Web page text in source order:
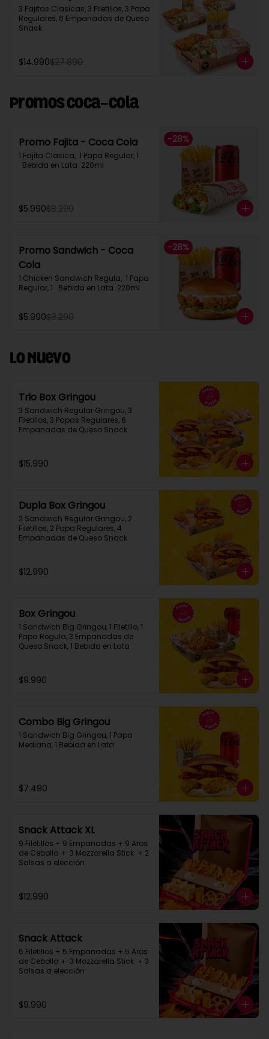
3 Fajitas Clasicas, 3 Filetillos, 3 Papa
Regulares, 6 Empanadas de Queso
Snack
$14.990$27.890
Promos Coca-Cola
-28%
Promo Fajita - Coca Cola
1 Fajita Clasica,  1 Papa Regular, 1
Bebida en Lata  220ml
$5.990$8.290
-28%
Promo Sandwich - Coca
Cola
1 Chicken Sandwich Regula,  1 Papa
Regular, 1   Bebida en Lata  220ml
$5.990$8.290
Lo Nuevo
Trio Box Gringou
3 Sandwich Regular Gringou, 3
Filetillos, 3 Papas Regulares, 6
Empanadas de Queso Snack
$15.990
Dupla Box Gringou
2 Sandwich Regular Gringou, 2
Filetillos, 2 Papa Regulares, 4
Empanadas de Queso Snack
$12.990
Box Gringou
1 Sandwich Big Gringou, 1 Filetillo, 1
Papa Regula, 3 Empanadas de
Queso Snack, 1 Bebida en Lata
$9.990
Combo Big Gringou
1 Sandwich Big Gringou, 1 Papa
Mediana, 1 Bebida en Lata
$7.490
Snack Attack XL
9 Filetillos + 9 Empanadas + 9 Aros
de Cebolla +  3 Mozzarella Stick  + 2
Salsas a elección
$12.990
Snack Attack
6 Filetillos + 5 Empanadas + 5 Aros
de Cebolla +  3 Mozzarella Stick  + 3
Salsas a elección
$9.990